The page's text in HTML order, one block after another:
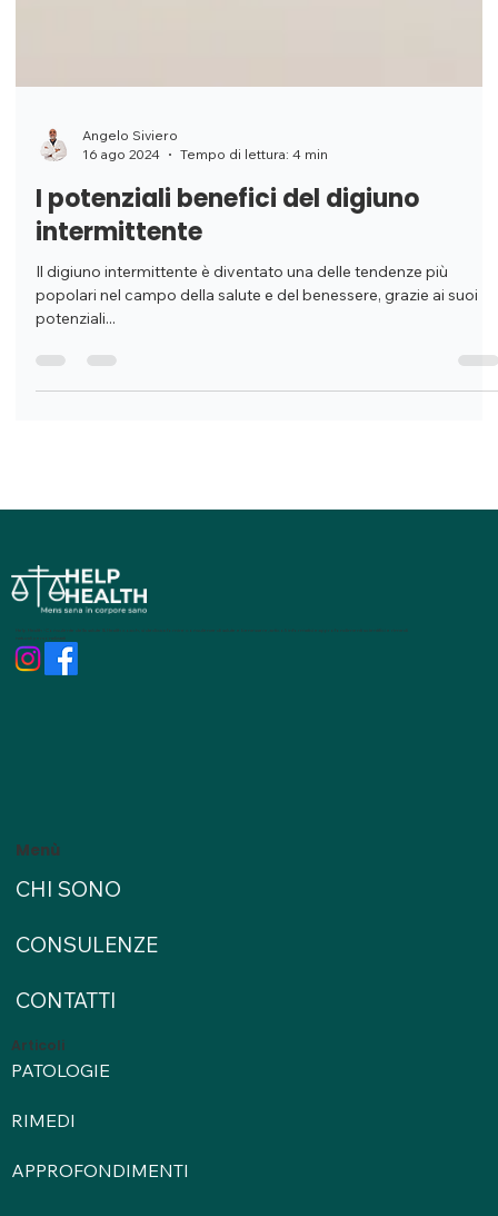
16 ago 2024
Tempo di lettura: 4 min
I potenziali benefici del digiuno
intermittente
Il digiuno intermittente è diventato una delle tendenze più
potenziali...
Help Health - Consulente della salute & Health coach, si dedica a fornire consulenze di salute e benessere, articoli informativi e approfondimenti scientifici e rimedi
Menù
CHI SONO
CONSULENZE
CONTATTI
PATOLOGIE
RIMEDI